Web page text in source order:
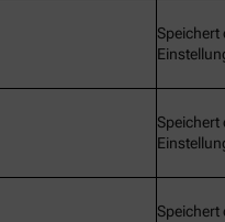
Speichert
Speichert
Speichert